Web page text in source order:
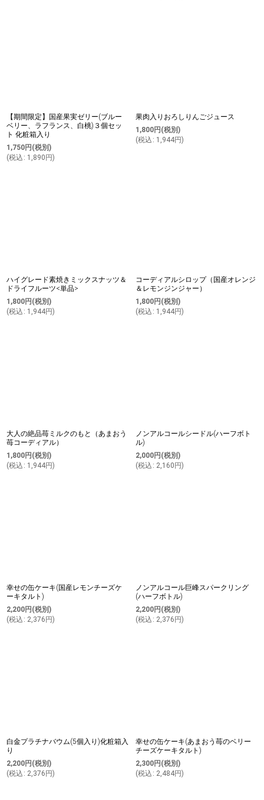
【期間限定】国産果実ゼリー(ブルー
ベリー、ラフランス、白桃)３個セッ
ト 化粧箱入り
1,750円 (税別)
(税込 : 1,890 円)
果肉入りおろしりんごジュース
1,800円 (税別)
(税込 : 1,944円)
ハイグレード素焼きミックスナッツ＆
ドライフルーツ<単品>
1,800円 (税別)
(税込 : 1,944円)
コーディアルシロップ（国産オレンジ
＆レモンジンジャー）
1,800円 (税別)
(税込 : 1,944円)
大人の絶品苺ミルクのもと（あまおう
苺コーディアル）
1,800円 (税別)
(税込 : 1,944円)
ノンアルコールシードル(ハーフボト
ル)
2,000円 (税別)
(税込 : 2,160 円)
幸せの缶ケーキ(国産レモンチーズケ
ーキタルト)
2,200円 (税別)
(税込 : 2,376 円)
ノンアルコール巨峰スパークリング
(ハーフボトル)
2,200円 (税別)
(税込 : 2,376 円)
白金プラチナバウム(5個入り)化粧箱入
り
2,200円 (税別)
(税込 : 2,376 円)
幸せの缶ケーキ(あまおう苺のベリー
チーズケーキタルト)
2,300円 (税別)
(税込 : 2,484円)